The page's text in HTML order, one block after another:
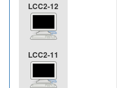
LCC2-12
LCC2-11